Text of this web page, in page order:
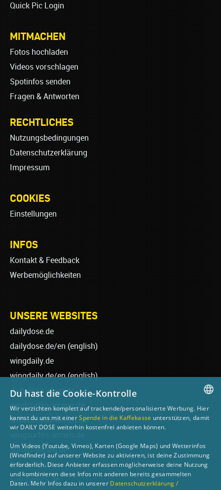
Quick Pic Login
MITMACHEN
Fotos hochladen
Videos vorschlagen
Spotinfos senden
Fragen & Antworten
RECHTLICHES
Nutzungsbedingungen
Datenschutzerklärung
Impressum
COOKIES
Einstellungen
INFOS
Kontakt & Feedback
Werbemöglichkeiten
UNSERE WEBSITES
dailydose.de
dailydose.de/en (english)
wingdaily.de
wingdaily.de/en(english)
dailydose-shop.de
windsurfen-lernen.de
wellenreiten-lernen.de
surfen-lernen.de
foilsurfen.de
sup-basics.de
GERMAN
Du hast die Cookie-Kontrolle
Wir verzichten komplett auf trackende/personalisierte Werbung. Hier
kannst du uns mit einerSpende in die Kaffekasse unterstützen, damit
wir DAILY DOSE weiterhin kostenfrei anbieten können.
Um Videos (Youtube, Vimeo), Karten (Google Maps) und Wetterinfos
(Windfinder) auf unserer Website zu aktivieren, ist deine Zustimmung
erforderlich. Diese Anbieter erfassen möglicherweise deine Nutzung
und kombinieren diese Infos mit anderen bereits gesammelten
Daten. Mehr Infos dazu in unserer Datenschutzerklärung /